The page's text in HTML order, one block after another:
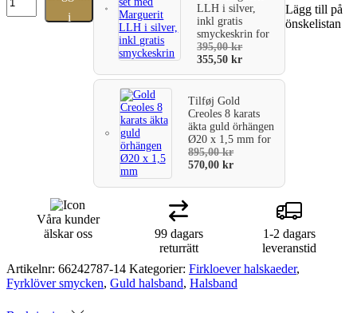
kt.
guldhalsband
i
LLH i silver,
inkl gratis
smyckeskrinfor
395,00kr
355,50kr
TilføjGold
Creoles 8 karats
äkta guld örhängen
Ø20 x 1,5 mmfor
895,00kr
570,00kr
Lägg till på
önskelistan
Våra kunder
älskar oss
99 dagars
returrätt
1-2 dagars
leveranstid
Artikelnr: 66242787-14 Kategorier: Firkloever halskaeder,
Fyrklöver smycken, Guld halsband, Halsband